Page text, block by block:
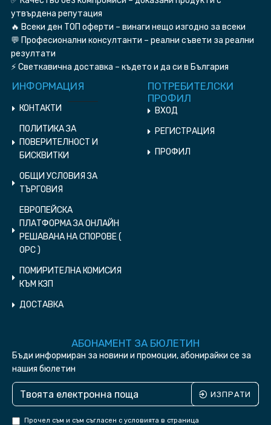
утвърдена репутация
🔥 Всеки ден ТОП оферти – винаги нещо изгодно за всеки
💬 Професионални консултанти – реални съвети за реални
резултати
⚡ Светкавична доставка – където и да си в България
ИНФОРМАЦИЯ
КОНТАКТИ
ПОЛИТИКА ЗА
ПОВЕРИТЕЛНОСТ И
БИСКВИТКИ
ОБЩИ УСЛОВИЯ ЗА
ТЪРГОВИЯ
ЕВРОПЕЙСКА
ПЛАТФОРМА ЗА ОНЛАЙН
РЕШАВАНА НА СПОРОВЕ (
ОPC )
ПОМИРИТЕЛНА КОМИСИЯ
КЪМ КЗП
ДОСТАВКА
ПОТРЕБИТЕЛСКИ
ПРОФИЛ
ВХОД
РЕГИСТРАЦИЯ
ПРОФИЛ
АБОНАМЕНТ ЗА БЮЛЕТИН
Бъди информиран за новини и промоции, абонирайки се за
нашия бюлетин
ИЗПРАТИ
Прочел съм и съм съгласен с условията в страница